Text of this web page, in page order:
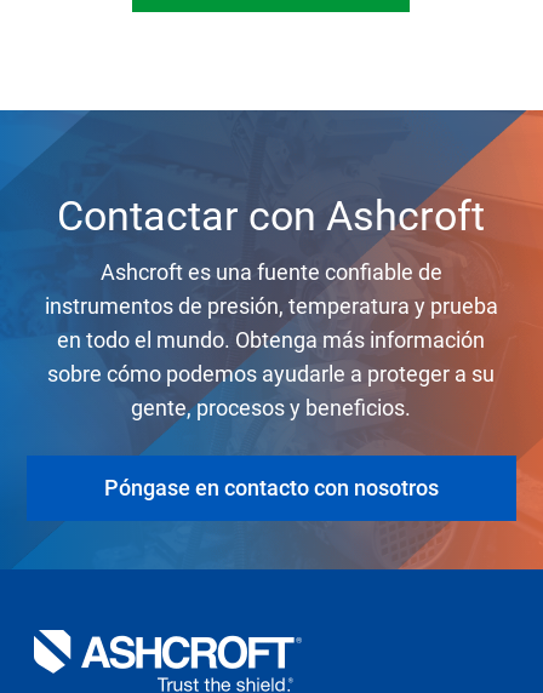
Contactar con Ashcroft
Ashcroft es una fuente confiable de
instrumentos de presión, temperatura y prueba
en todo el mundo. Obtenga más información
sobre cómo podemos ayudarle a proteger a su
gente, procesos y beneficios.
Póngase en contacto con nosotros